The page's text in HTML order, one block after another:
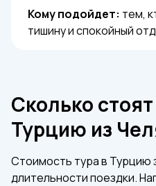
Кому подойдет: тем,
тишину и спокойный
Сколько
Турцию из
Стоимость тура в Турцию
длительности поездки.